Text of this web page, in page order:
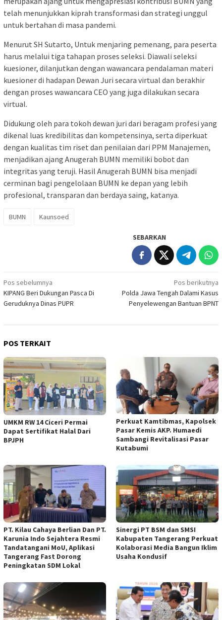
telah menunjukkan kiprah transformasi dan strategi unggul
untuk bertahan di masa pandemi.
Menurut SH Sutarto, Untuk menjaring pemenang, para peserta
harus melalui tiga tahapan proses seleksi. Diawali seleksi
kuesioner, dilanjutkan dengan wawancara pendalaman materi
kuesioner di hadapan Dewan Juri secara virtual dan berakhir
dengan proses wawancara CEO yang juga dilakukan secara
virtual.
Didukung oleh para tokoh dewan juri dari beragam profesi yang
dikenal luas kredibilitas dan kompetensinya, serta diperkuat
dengan kualitas tim riset dan penilaian dari PPM Manajemen,
menjadikan ajang Anugerah BUMN memiliki bobot dan
integritas yang teruji. Hasil Anugerah BUMN bisa menjadi
cerminan bagi pengelolaan BUMN ke depan yang lebih
profesional, transparan dan berdaya saing, katanya.
BUMN Kaunsoed
SEBARKAN
Navigasi
pos
Pos sebelumnya
KIPANG Beri Dukungan Pasca Di
Geruduknya Dinas PUPR
Pos berikutnya
Polda Jawa Tengah Dalami Kasus
Penyelewengan Bantuan BPNT
POS TERKAIT
UMKM RW 14 Ciceri Permai
Dapat Sertifikat Halal Dari
BPJPH
Perkuat Kamtibmas, Kapolsek
Pasar Kemis AKP. Humaedi
Sambangi Revitalisasi Pasar
Kutabumi
PT. Kilau Cahaya Berlian Dan PT.
Karunia Indo Sejahtera Resmi
Tandatangani MoU, Aplikasi
Tangerang Fast Dorong
Peningkatan SDM Lokal
Sinergi PT BSM dan SMSI
Kabupaten Tangerang Perkuat
Kolaborasi Media Bangun Iklim
Usaha Kondusif